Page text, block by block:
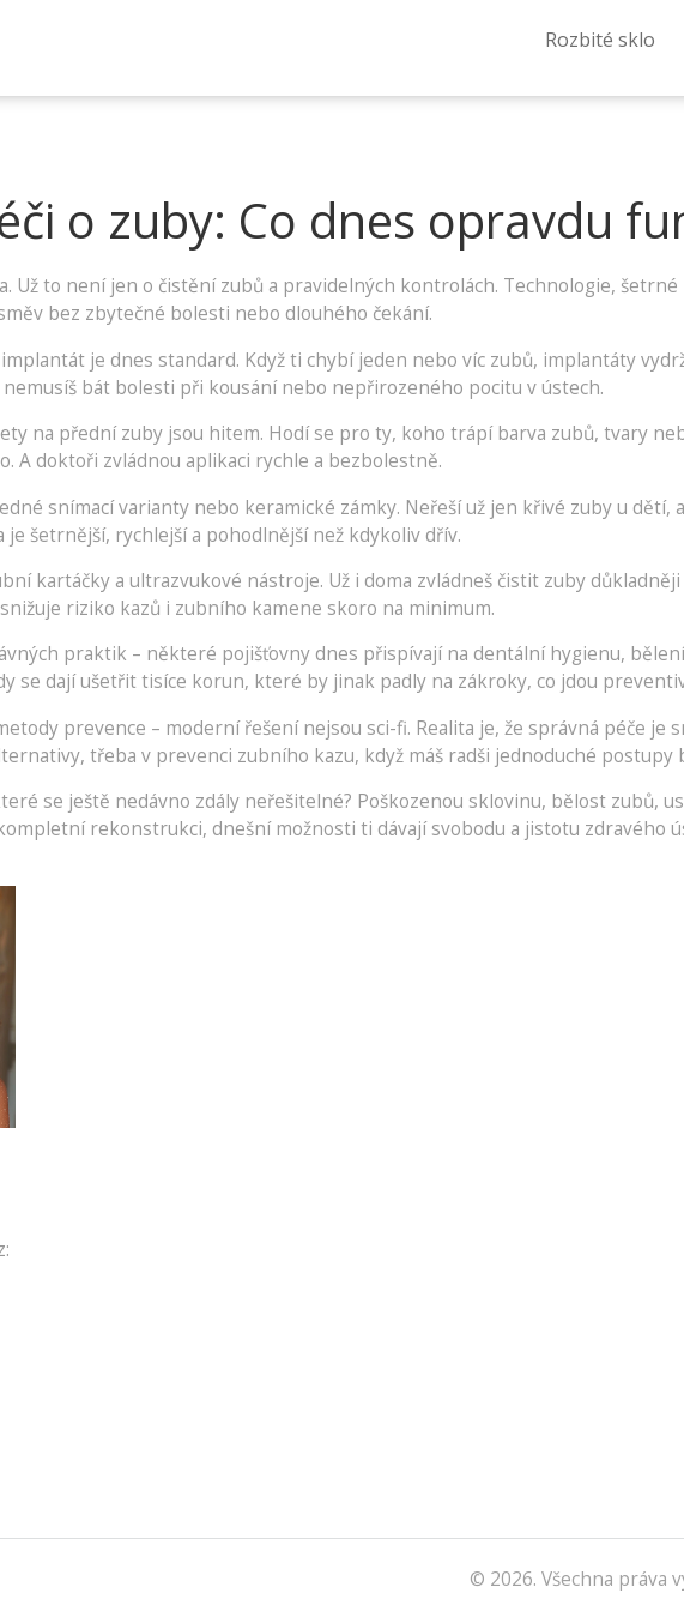
Rozbité sklo
o zuby: Co dnes opravdu
Už to není jen o čistění zubů a pravidelných kontrolách. Technologie,
bez zbytečné bolesti nebo dlouhého čekání.
je dnes standard. Když ti chybí jeden nebo víc zubů, implantáty
bát bolesti při kousání nebo nepřirozeného pocitu v ústech.
na přední zuby jsou hitem. Hodí se pro ty, koho trápí barva zubů, tvary
A doktoři zvládnou aplikaci rychle a bezbolestně.
snímací varianty nebo keramické zámky. Neřeší už jen křivé zuby u dětí,
šetrnější, rychlejší a pohodlnější než kdykoliv dřív.
kartáčky a ultrazvukové nástroje. Už i doma zvládneš čistit zuby
riziko kazů i zubního kamene skoro na minimum.
praktik – některé pojišťovny dnes přispívají na dentální hygienu,
se dají ušetřit tisíce korun, které by jinak padly na zákroky, co jdou
prevence – moderní řešení nejsou sci-fi. Realita je, že správná péče je
třeba v prevenci zubního kazu, když máš radši jednoduché postupy
se ještě nedávno zdály neřešitelné? Poškozenou sklovinu, bělost zubů,
rekonstrukci, dnešní možnosti ti dávají svobodu a jistotu zdravého
© 2026. Všechna práva